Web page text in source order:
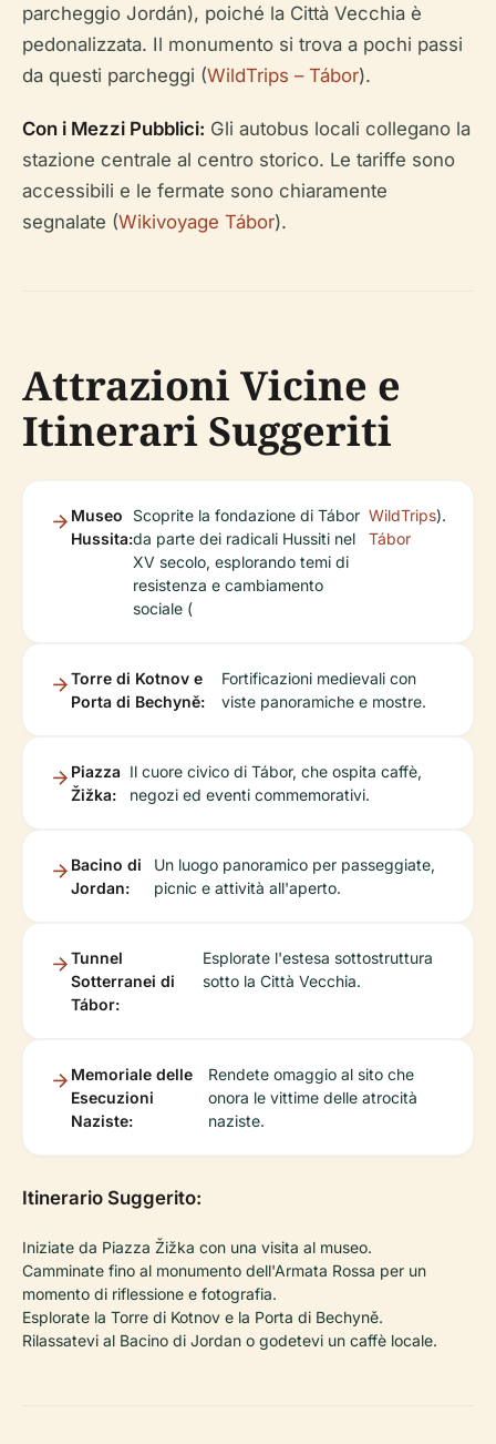
parcheggio Jordán), poiché la Città Vecchia è
pedonalizzata. Il monumento si trova a pochi passi
da questi parcheggi (WildTrips – Tábor).
Con i Mezzi Pubblici: Gli autobus locali collegano la
stazione centrale al centro storico. Le tariffe sono
accessibili e le fermate sono chiaramente
segnalate (Wikivoyage Tábor).
Attrazioni Vicine e
Itinerari Suggeriti
Museo
Hussita:
Scoprite la fondazione di Tábor
da parte dei radicali Hussiti nel
XV secolo, esplorando temi di
resistenza e cambiamento
sociale (
WildTrips
Tábor
).
Torre di Kotnov e
Porta di Bechyně:
Fortificazioni medievali con
viste panoramiche e mostre.
Piazza
Žižka:
Il cuore civico di Tábor, che ospita caffè,
negozi ed eventi commemorativi.
Bacino di
Jordan:
Un luogo panoramico per passeggiate,
picnic e attività all'aperto.
Tunnel
Sotterranei di
Tábor:
Esplorate l'estesa sottostruttura
sotto la Città Vecchia.
Memoriale delle
Esecuzioni
Naziste:
Rendete omaggio al sito che
onora le vittime delle atrocità
naziste.
Itinerario Suggerito:
Iniziate da Piazza Žižka con una visita al museo.
Camminate fino al monumento dell'Armata Rossa per un
momento di riflessione e fotografia.
Esplorate la Torre di Kotnov e la Porta di Bechyně.
Rilassatevi al Bacino di Jordan o godetevi un caffè locale.